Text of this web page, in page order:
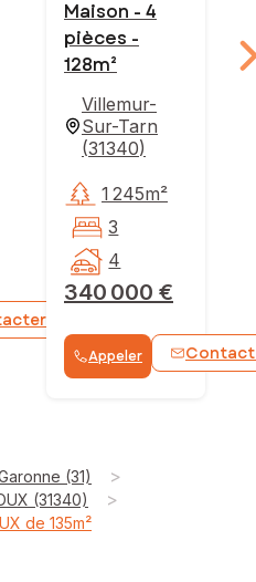
Maison - 4
pièces -
128m²
Villemur-
Sur-Tarn
(31340)
340 000 €
1 245m²
3
4
Appeler
(31) >
(31340) >
de 135m²